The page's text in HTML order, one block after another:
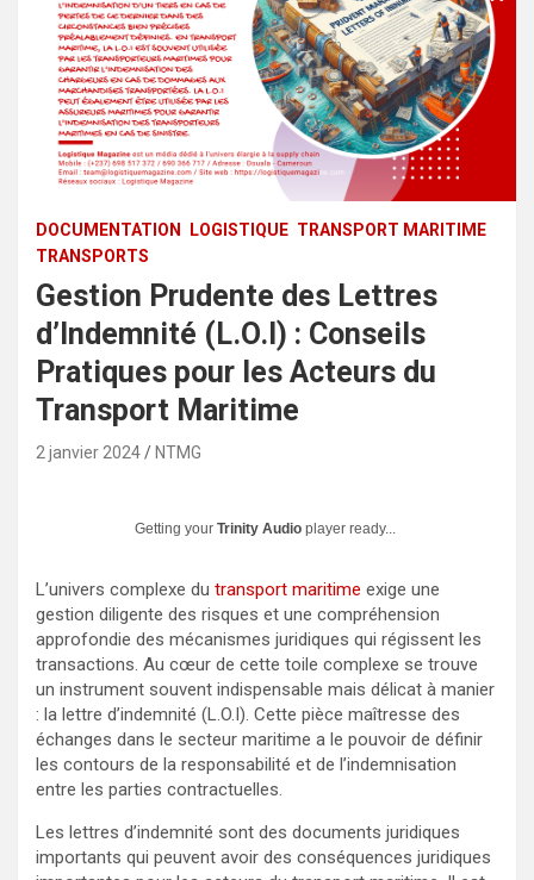
DOCUMENTATION LOGISTIQUE TRANSPORT MARITIME
TRANSPORTS
Gestion Prudente des Lettres
d’Indemnité (L.O.I) : Conseils
Pratiques pour les Acteurs du
Transport Maritime
2 janvier 2024 NTMG
Getting your Trinity Audio player ready...
L’univers complexe du transport maritime exige une
gestion diligente des risques et une compréhension
approfondie des mécanismes juridiques qui régissent les
transactions. Au cœur de cette toile complexe se trouve
un instrument souvent indispensable mais délicat à manier
: la lettre d’indemnité (L.O.I). Cette pièce maîtresse des
échanges dans le secteur maritime a le pouvoir de définir
les contours de la responsabilité et de l’indemnisation
entre les parties contractuelles.
Les lettres d’indemnité sont des documents juridiques
importants qui peuvent avoir des conséquences juridiques